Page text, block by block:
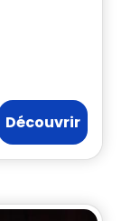
Découvrir